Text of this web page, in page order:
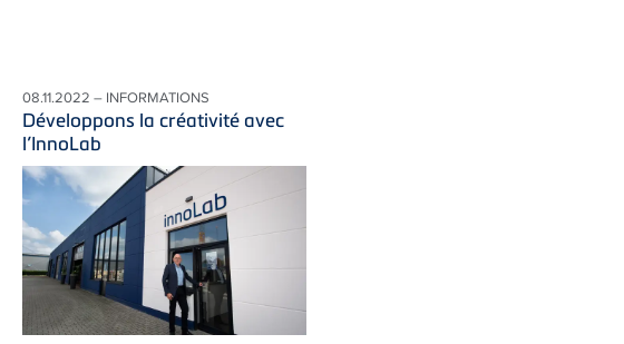
08.11.2022 – INFORMATIONS
Développons la créativité avec
l’InnoLab